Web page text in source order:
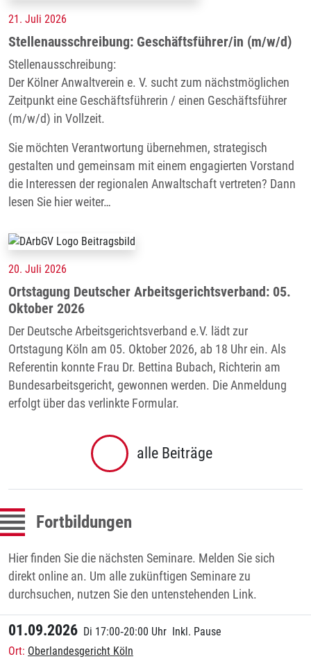
21. Juli 2026
Stellenausschreibung: Geschäftsführer/in (m/w/d)
Stellenausschreibung:
Der Kölner Anwaltverein e. V. sucht zum nächstmöglichen
Zeitpunkt eine Geschäftsführerin / einen Geschäftsführer
(m/w/d) in Vollzeit.
Sie möchten Verantwortung übernehmen, strategisch
gestalten und gemeinsam mit einem engagierten Vorstand
die Interessen der regionalen Anwaltschaft vertreten? Dann
lesen Sie hier weiter…
20. Juli 2026
Ortstagung Deutscher Arbeitsgerichtsverband: 05.
Oktober 2026
Der Deutsche Arbeitsgerichtsverband e.V. lädt zur
Ortstagung Köln am 05. Oktober 2026, ab 18 Uhr ein. Als
Referentin konnte Frau Dr. Bettina Bubach, Richterin am
Bundesarbeitsgericht, gewonnen werden. Die Anmeldung
erfolgt über das verlinkte Formular.
alle Beiträge
Fortbildungen
Hier finden Sie die nächsten Seminare. Melden Sie sich
direkt online an. Um alle zukünftigen Seminare zu
durchsuchen, nutzen Sie den untenstehenden Link.
01.09.2026 Di 17:00‑20:00 Uhr
Inkl. Pause
Oberlandesgericht Köln